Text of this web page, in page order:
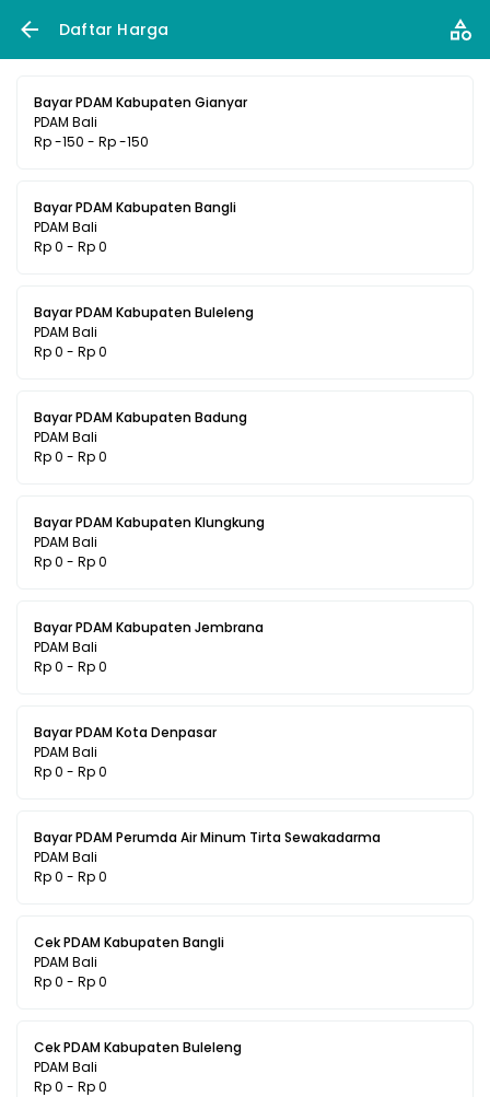
Daftar Harga
Bayar PDAM Kabupaten Gianyar
PDAM Bali
Rp -150 - Rp -150
Bayar PDAM Kabupaten Bangli
PDAM Bali
Rp 0 - Rp 0
Bayar PDAM Kabupaten Buleleng
PDAM Bali
Rp 0 - Rp 0
Bayar PDAM Kabupaten Badung
PDAM Bali
Rp 0 - Rp 0
Bayar PDAM Kabupaten Klungkung
PDAM Bali
Rp 0 - Rp 0
Bayar PDAM Kabupaten Jembrana
PDAM Bali
Rp 0 - Rp 0
Bayar PDAM Kota Denpasar
PDAM Bali
Rp 0 - Rp 0
Bayar PDAM Perumda Air Minum Tirta Sewakadarma
PDAM Bali
Rp 0 - Rp 0
Cek PDAM Kabupaten Bangli
PDAM Bali
Rp 0 - Rp 0
Cek PDAM Kabupaten Buleleng
PDAM Bali
Rp 0 - Rp 0